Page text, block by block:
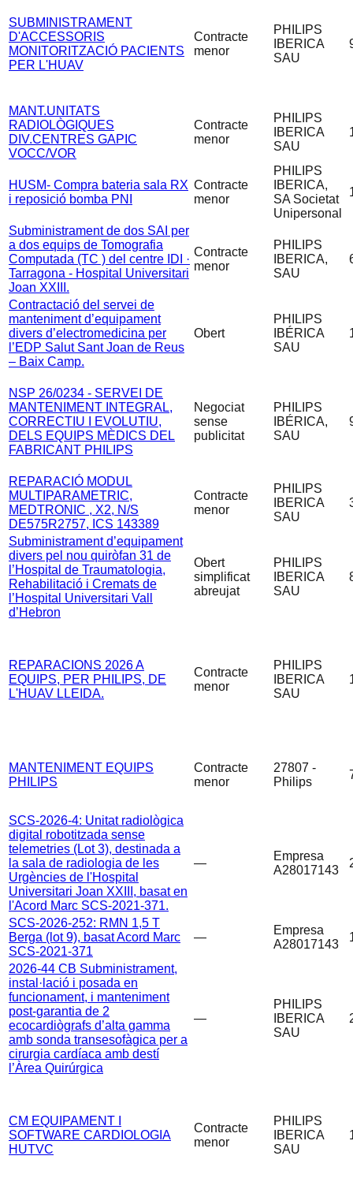
SUBMINISTRAMENT
D'ACCESSORIS
MONITORITZACIÓ PACIENTS
PER L'HUAV
Contracte
menor
PHILIPS
IBERICA
SAU
MANT.UNITATS
RADIOLÒGIQUES
DIV.CENTRES GAPIC
VOCC/VOR
Contracte
menor
PHILIPS
IBERICA
SAU
HUSM- Compra bateria sala RX
i reposició bomba PNI
Contracte
menor
PHILIPS
IBERICA,
SA Societat
Unipersonal
Subministrament de dos SAI per
a dos equips de Tomografia
Computada (TC ) del centre IDI ·
Tarragona - Hospital Universitari
Joan XXIII.
Contracte
menor
PHILIPS
IBERICA,
SAU
Contractació del servei de
manteniment d’equipament
divers d’electromedicina per
l’EDP Salut Sant Joan de Reus
– Baix Camp.
Obert
PHILIPS
IBÉRICA
SAU
NSP 26/0234 - SERVEI DE
MANTENIMENT INTEGRAL,
CORRECTIU I EVOLUTIU,
DELS EQUIPS MÈDICS DEL
FABRICANT PHILIPS
Negociat
sense
publicitat
PHILIPS
IBÉRICA,
SAU
REPARACIÓ MODUL
MULTIPARAMETRIC,
MEDTRONIC , X2, N/S
DE575R2757, ICS 143389
Contracte
menor
PHILIPS
IBERICA
SAU
Subministrament d’equipament
divers pel nou quiròfan 31 de
l’Hospital de Traumatologia,
Rehabilitació i Cremats de
l’Hospital Universitari Vall
d’Hebron
Obert
simplificat
abreujat
PHILIPS
IBERICA
SAU
REPARACIONS 2026 A
EQUIPS, PER PHILIPS, DE
L'HUAV LLEIDA.
Contracte
menor
PHILIPS
IBERICA
SAU
MANTENIMENT EQUIPS
PHILIPS
Contracte
menor
27807 -
Philips
SCS-2026-4: Unitat radiològica
digital robotitzada sense
telemetries (Lot 3), destinada a
la sala de radiologia de les
Urgències de l'Hospital
Universitari Joan XXIII, basat en
l'Acord Marc SCS-2021-371.
—
Empresa
A28017143
SCS-2026-252: RMN 1,5 T
Berga (lot 9), basat Acord Marc
SCS-2021-371
—
Empresa
A28017143
2026-44 CB Subministrament,
instal·lació i posada en
funcionament, i manteniment
post-garantia de 2
ecocardiògrafs d’alta gamma
amb sonda transesofàgica per a
cirurgia cardíaca amb destí
l’Àrea Quirúrgica
—
PHILIPS
IBERICA
SAU
CM EQUIPAMENT I
SOFTWARE CARDIOLOGIA
HUTVC
Contracte
menor
PHILIPS
IBERICA
SAU